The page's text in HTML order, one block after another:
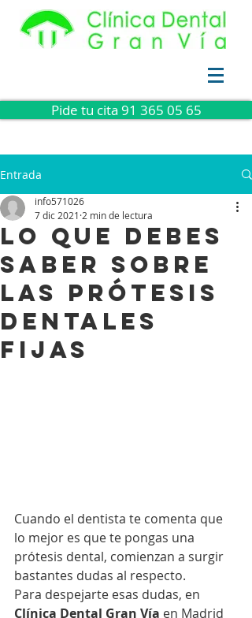
Pide tu cita 91 365 05 65
Entrada
Lo que debes
saber sobre
las prótesis
dentales
fijas
info571026
7 dic 2021 2 min de lectura
Cuando el dentista te comenta que
lo mejor es que te pongas una
prótesis dental, comienzan a surgir
bastantes dudas al respecto.
Para despejarte esas dudas, en
Clínica Dental Gran Vía en Madrid